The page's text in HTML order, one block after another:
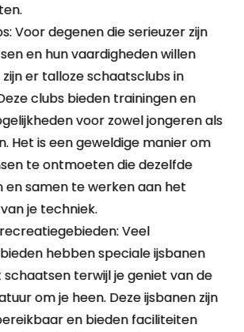
Voor degenen die serieuzer zijn
en hun vaardigheden willen
er talloze schaatsclubs in
clubs bieden trainingen en
voor zowel jongeren als
Het is een geweldige manier om
te ontmoeten die dezelfde
en samen te werken aan het
je techniek.
Veel
hebben speciale ijsbanen
schaatsen terwijl je geniet van de
om je heen. Deze ijsbanen zijn
en bieden faciliteiten